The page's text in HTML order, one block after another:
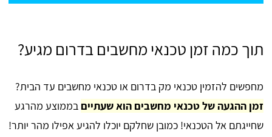
תוך כמה זמן טכנאי מחשבים בדרום מגיע?
מחפשים להזמין טכנאי מק בדרום או טכנאי מחשבים עד הבית?
זמן ההגעה של טכנאי מחשבים הוא שעתיים בממוצע מהרגע
שחייגתם אל הטכנאי! כמובן שחלקם יוכלו להגיע אפילו מהר יותר!